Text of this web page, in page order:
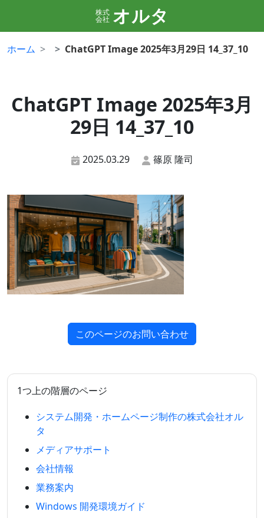
株式
会社 オルタ
ホーム ChatGPT Image 2025年3月29日 14_37_10
ChatGPT Image 2025年3月
29日 14_37_10
2025.03.29 篠原 隆司
このページのお問い合わせ
1つ上の階層のページ
システム開発・ホームページ制作の株式会社オル
タ
メディアサポート
会社情報
業務案内
Windows 開発環境ガイド